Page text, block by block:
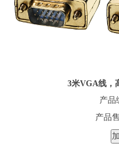
3米VGA线，
产品
产品